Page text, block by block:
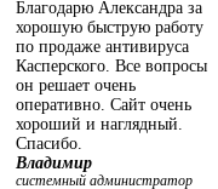
Благодарю Александра за
хорошую быструю работу
по продаже антивируса
Касперского. Все вопросы
он решает очень
оперативно. Сайт очень
хороший и наглядный.
Спасибо.
Владимир
системный администратор